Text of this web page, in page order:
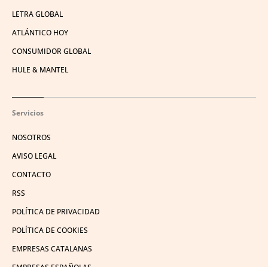
LETRA GLOBAL
ATLÁNTICO HOY
CONSUMIDOR GLOBAL
HULE & MANTEL
Servicios
NOSOTROS
AVISO LEGAL
CONTACTO
RSS
POLÍTICA DE PRIVACIDAD
POLÍTICA DE COOKIES
EMPRESAS CATALANAS